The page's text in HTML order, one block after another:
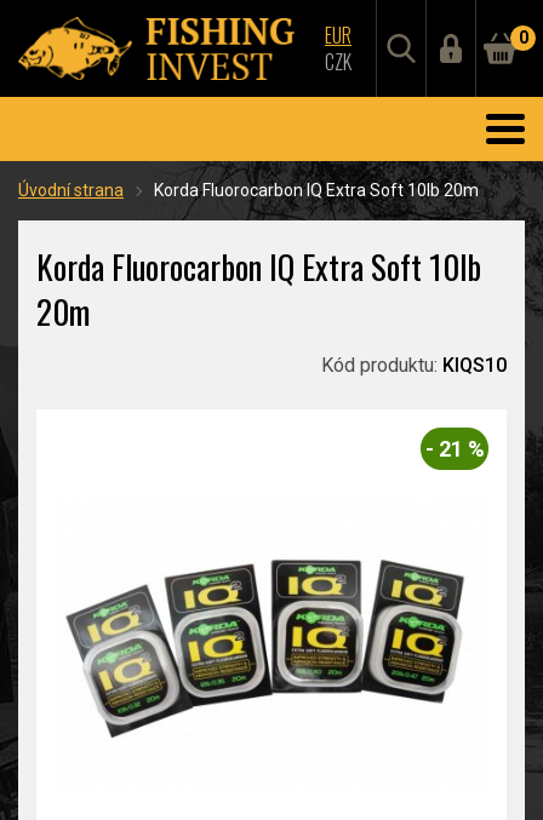
EUR
CZK
0
Úvodní strana Korda Fluorocarbon IQ Extra Soft 10lb 20m
Korda Fluorocarbon IQ Extra Soft 10lb
20m
Kód produktu: KIQS10
- 21 %